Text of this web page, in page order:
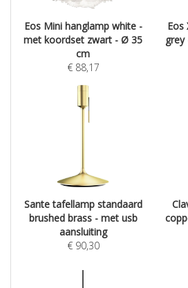
Eos Mini hanglamp white -
met koordset zwart - Ø 35
cm
€ 88,17
Eos
Sante tafellamp standaard
brushed brass - met usb
aansluiting
€ 90,30